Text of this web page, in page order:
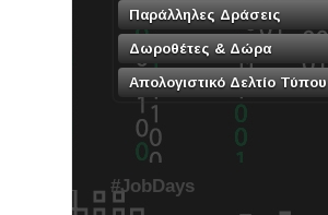
Παράλληλες Δράσεις
Δωροθέτες & Δώρα
Απολογιστικό Δελτίο Τύπου
#JobDays